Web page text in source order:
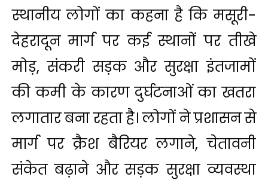
स्थानीय लोगों का कहना है कि मसूरी-
देहरादून मार्ग पर कई स्थानों पर तीखे
मोड़, संकरी सड़क और सुरक्षा इंतजामों
की कमी के कारण दुर्घटनाओं का खतरा
लगातार बना रहता है। लोगों ने प्रशासन से
मार्ग पर क्रैश बैरियर लगाने, चेतावनी
संकेत बढ़ाने और सड़क सुरक्षा व्यवस्था